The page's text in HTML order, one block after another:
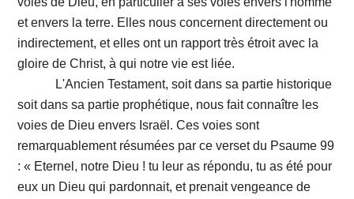
et envers la terre. Elles nous concernent directement ou
indirectement, et elles ont un rapport très étroit avec la
gloire de Christ, à qui notre vie est liée.
L'Ancien Testament, soit dans sa partie historique
soit dans sa partie prophétique, nous fait connaître les
voies de Dieu envers Israël. Ces voies sont
remarquablement résumées par ce verset du Psaume 99
: « Eternel, notre Dieu ! tu leur as répondu, tu as été pour
eux un Dieu qui pardonnait, et prenait vengeance de